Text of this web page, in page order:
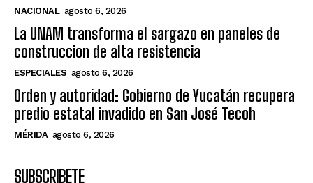
NACIONAL agosto 6, 2026
La UNAM transforma el sargazo en paneles de
construccion de alta resistencia
ESPECIALES agosto 6, 2026
Orden y autoridad: Gobierno de Yucatán recupera
predio estatal invadido en San José Tecoh
MÉRIDA agosto 6, 2026
SUBSCRIBETE